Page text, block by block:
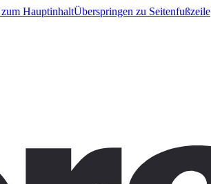
HauptinhaltÜberspringen zu Seitenfußzeile